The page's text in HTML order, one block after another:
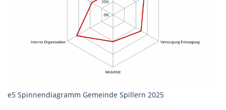
e5 Spinnendiagramm Gemeinde Spillern 2025